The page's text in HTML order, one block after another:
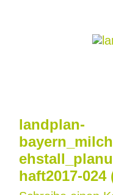
landplan-
haft2017-024